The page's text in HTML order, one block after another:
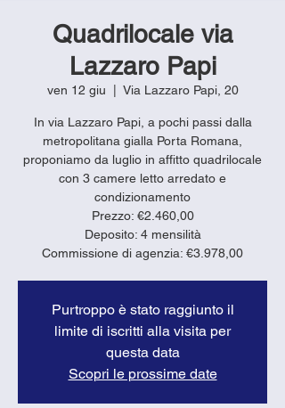
Quadrilocale via
Lazzaro Papi
ven 12 giu Via Lazzaro Papi, 20
In via Lazzaro Papi, a pochi passi dalla
metropolitana gialla Porta Romana,
proponiamo da luglio in affitto quadrilocale
con 3 camere letto arredato e
condizionamento
Prezzo: €2.460,00
Deposito: 4 mensilità
Purtroppo è stato raggiunto il
limite di iscritti alla visita per
questa data
Scopri le prossime date